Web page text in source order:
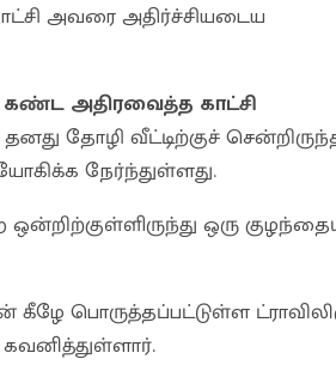
அவரை அதிர்ச்சியடைய
கண்ட அதிரவைத்த காட்சி
தோழி வீட்டிற்குச்
நேர்ந்துள்ளது.
ஒரு
பொருத்தப்பட்டுள்ள
கவனித்துள்ளார்.